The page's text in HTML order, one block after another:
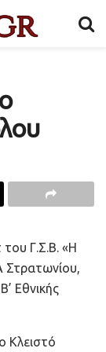
του Γ.Σ.Β. «Η
Στρατωνίου,
Εθνικής
Κλειστό